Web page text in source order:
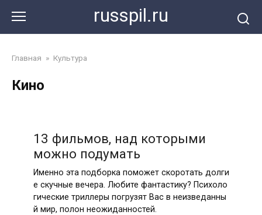
контенту
russpil.ru
Главная » Культура
Кино
13 фильмов, над которыми
можно подумать
Именно эта подборка поможет скоротать долги
е скучные вечера. Любите фантастику? Психоло
гические триллеры погрузят Вас в неизведанны
й мир, полон неожиданностей.